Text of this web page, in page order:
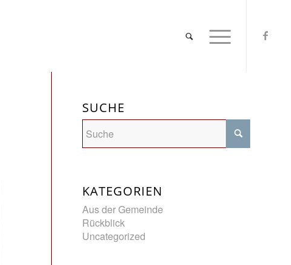
SUCHE
KATEGORIEN
Aus der Gemeinde
Rückblick
Uncategorized